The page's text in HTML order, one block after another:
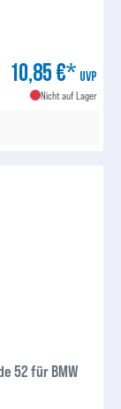
10,85 €* UVP
Nicht auf Lager
52 für BMW